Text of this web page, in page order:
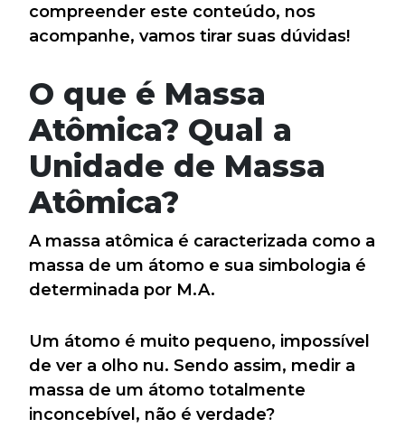
compreender este conteúdo, nos
acompanhe, vamos tirar suas dúvidas!
O que é Massa
Atômica? Qual a
Unidade de Massa
Atômica?
A massa atômica é caracterizada como a
massa de um átomo e sua simbologia é
determinada por M.A.
Um átomo é muito pequeno, impossível
de ver a olho nu. Sendo assim, medir a
massa de um átomo totalmente
inconcebível, não é verdade?